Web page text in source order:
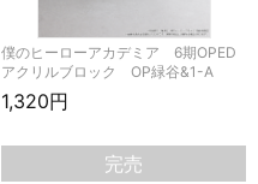
僕のヒーローアカデミア 6期OPED
アクリルブロック OP緑谷&1-A
1,320円
完売